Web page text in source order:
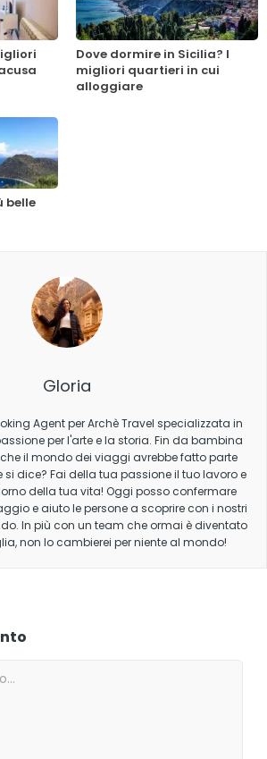
Dove dormire in Sicilia? I
migliori quartieri in cui
alloggiare
belle
Gloria
Agent per Archè Travel specializzata in
per l'arte e la storia. Fin da bambina
il mondo dei viaggi avrebbe fatto parte
dice? Fai della tua passione il tuo lavoro e
della tua vita! Oggi posso confermare
e aiuto le persone a scoprire con i nostri
In più con un team che ormai è diventato
non lo cambierei per niente al mondo!